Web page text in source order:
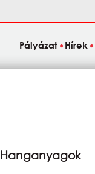
Pályázat Hírek
Hanganyagok